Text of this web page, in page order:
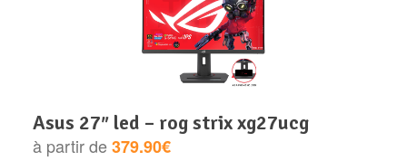
asus 27″ led – rog strix xg27ucg
à partir de379.90€